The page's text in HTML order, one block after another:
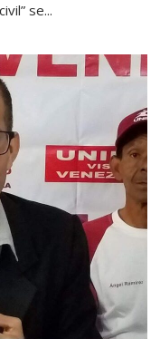
se...